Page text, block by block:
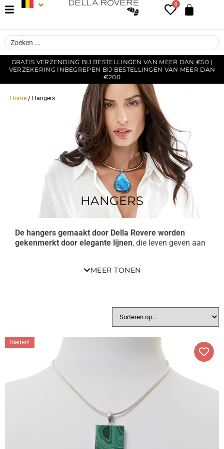
0
GRATIS VERZENDING BIJ BESTELLINGEN VAN MEER DAN €50 |
VERZEKERING INBEGREPEN BIJ BESTELLINGEN VAN MEER DAN
€200
Home / Hangers
HANGERS
De hangers gemaakt door Della Rovere worden
gekenmerkt door elegante lijnen, die leven geven aan
Hangers samengesteld uit drie of meer stenen,qua
kleur afgestemd op de hoofdcollectie, maar die zich
vaak meer gedurfde afwijkingen veroorloven door de
keuze van ongewone en ongewone stenen, zoals
Azuriet, Hemimorfiet of het prachtige Kunziet.
Naast hangers samengesteld uit meerdere stenen,
biedt Della Rovere ook een ruime keuze aan artikelen
die op een meer klassieke, maar niet minder originele
manier zijn ontwikkeld. In het specifieke geval van
hangers wordt het gebruik van ongewone stenen bijna
MEER TONEN
Bieden!